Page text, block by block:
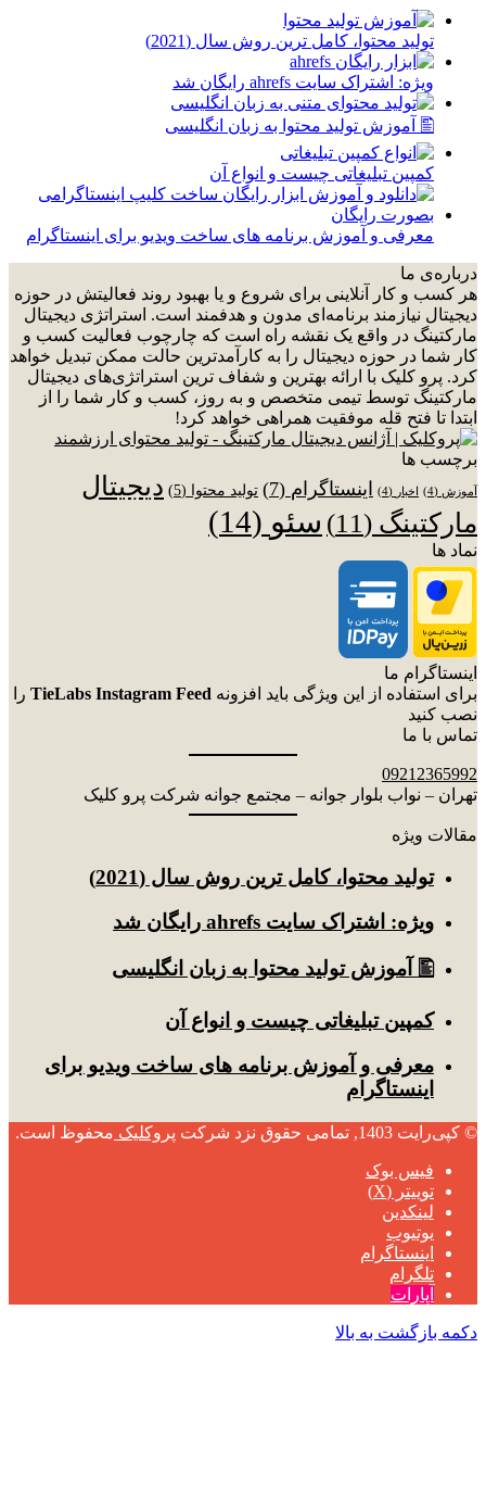
توليد محتوا، کامل ترین روش سال (2021)
ویژه: اشتراک سایت ahrefs رایگان شد
🖺 آموزش تولید محتوا به زبان انگلیسی
کمپین تبلیغاتی چیست و انواع آن
معرفی و آموزش برنامه های ساخت ویدیو برای اینستاگرام
درباره‌ی ما
هر کسب و کار آنلاینی برای شروع و یا بهبود روند فعالیتش در حوزه
دیجیتال نیازمند برنامه‌ای مدون و هدفمند است. استراتژی دیجیتال
مارکتینگ در واقع یک نقشه راه است که چارچوب فعالیت کسب و
کار شما در حوزه دیجیتال را به کارآمدترین حالت ممکن تبدیل خواهد
کرد. پرو کلیک با ارائه بهترین و شفاف ترین استراتژی‌های دیجیتال
مارکتینگ توسط تیمی متخصص و به روز، کسب و کار شما را از
ابتدا تا فتح قله موفقیت همراهی خواهد کرد!
برچسب ها
آموزش (4) اخبار (4) اینستاگرام (7) تولید محتوا (5)
دیجیتال
مارکتینگ (11) سئو (14)
نماد ها
اینستاگرام ما
برای استفاده از این ویژگی باید افزونه TieLabs Instagram Feed را
نصب کنید
تماس با ما
09212365992
تهران – نواب بلوار جوانه – مجتمع جوانه شرکت پرو کلیک
مقالات ویژه
توليد محتوا، کامل ترین روش سال (2021)
ویژه: اشتراک سایت ahrefs رایگان شد
🖺 آموزش تولید محتوا به زبان انگلیسی
کمپین تبلیغاتی چیست و انواع آن
معرفی و آموزش برنامه های ساخت ویدیو برای
اینستاگرام
© کپی‌رایت 1403, تمامی حقوق نزد شرکت پروکلیک محفوظ است.
فیس بوک
توییتر (X)
لینکدین
یوتیوب
اینستاگرام
تلگرام
آپارات
دکمه بازگشت به بالا